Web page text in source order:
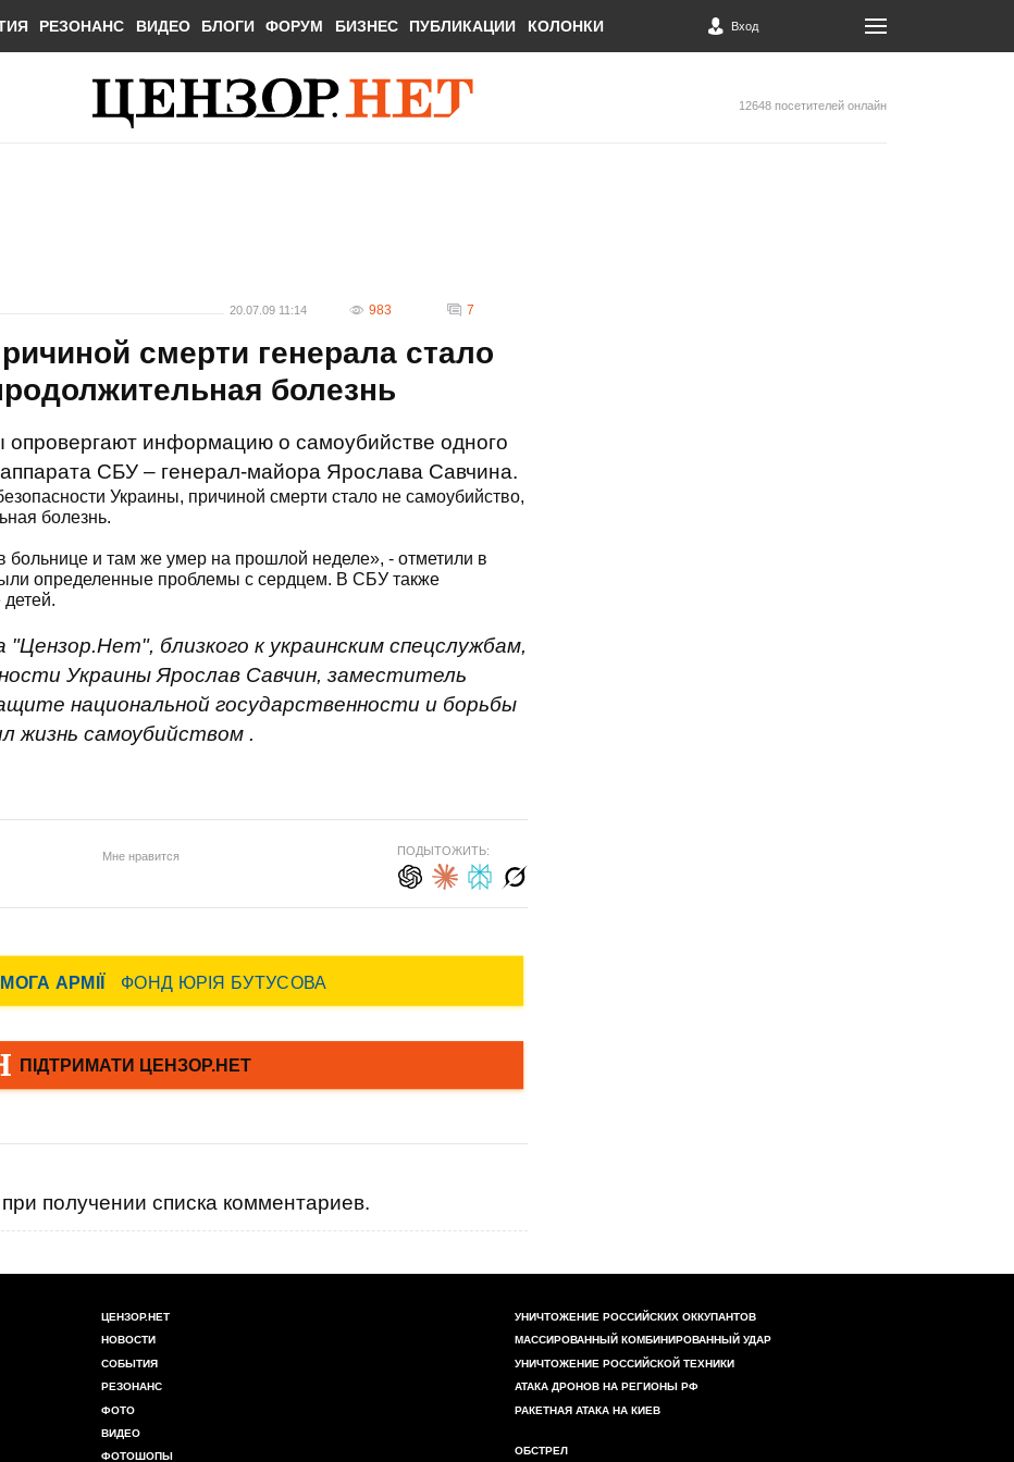
РЕЗОНАНС ВИДЕО БЛОГИ ФОРУМ БИЗНЕС ПУБЛИКАЦИИ КОЛОНКИ Вход
12648 посетителей онлайн
20.07.09 11:14 983 7
смерти генерала стало
болезнь
информацию о самоубийстве одного
СБУ – генерал-майора Ярослава Савчина.
Украины, причиной смерти стало не самоубийство,
болезнь.
больнице и там же умер на прошлой неделе», - отметили в
определенные проблемы с сердцем. В СБУ также
близкого к украинским спецслужбам,
Украины Ярослав Савчин, заместитель
национальной государственности и борьбы
жизнь самоубийством .
Мне нравится ПОДЫТОЖИТЬ:
получении списка комментариев.
ЦЕНЗОР.НЕТ
НОВОСТИ
СОБЫТИЯ
РЕЗОНАНС
ФОТО
ВИДЕО
ФОТОШОПЫ
УНИЧТОЖЕНИЕ РОССИЙСКИХ ОККУПАНТОВ
МАССИРОВАННЫЙ КОМБИНИРОВАННЫЙ УДАР
УНИЧТОЖЕНИЕ РОССИЙСКОЙ ТЕХНИКИ
АТАКА ДРОНОВ НА РЕГИОНЫ РФ
РАКЕТНАЯ АТАКА НА КИЕВ
ОБСТРЕЛ